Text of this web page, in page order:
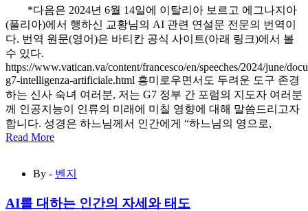
*다음은 2024년 6월 14일에 이탈리아 보르고 에그나지아
(풀리아)에서 행하신 교황님의 AI 관련 연설문 전문의 번역이
다. 번역 원문(영어)은 바티칸 공식 사이트(아래 링크)에서 볼
수 있다.
https://www.vatican.va/content/francesco/en/speeches/2024/june/
g7-intelligenza-artificiale.html 흥미로우면서도 두려운 도구 존경
하는 신사 숙녀 여러분, 저는 G7 정부 간 포럼의 지도자 여러분
께 인공지능이 인류의 미래에 미칠 영향에 대해 말씀드리고자
합니다. 성경은 하느님께서 인간에게 “하느님의 영으로,
Read More
By - 벤지
AI를 대하는 인간의 자세와 태도